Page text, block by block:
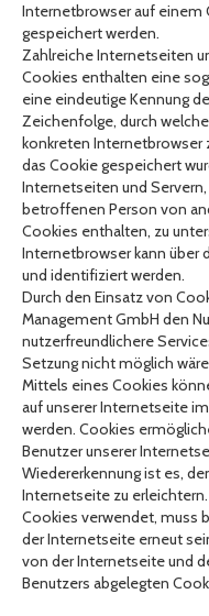
Internetbrowser auf einem
gespeichert werden.
Zahlreiche Internetseiten
Cookies enthalten eine
eine eindeutige Kennung
Zeichenfolge, durch
konkreten Internetbrowser
das Cookie gespeichert
Internetseiten und
betroffenen Person von
Cookies enthalten, zu
Internetbrowser kann über
und identifiziert werden.
Durch den Einsatz von
Management GmbH den
nutzerfreundlichere
Setzung nicht möglich
Mittels eines Cookies
auf unserer Internetseite
werden. Cookies
Benutzer unserer
Wiedererkennung ist es,
Internetseite zu
Cookies verwendet, muss
der Internetseite erneut
von der Internetseite und
Benutzers abgelegten